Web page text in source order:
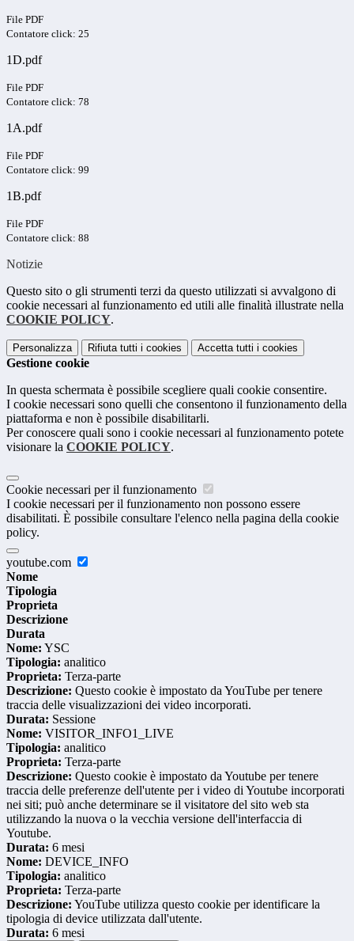
File PDF
Contatore click: 25
1D.pdf
File PDF
Contatore click: 78
1A.pdf
File PDF
Contatore click: 99
1B.pdf
File PDF
Contatore click: 88
Notizie
Questo sito o gli strumenti terzi da questo utilizzati si avvalgono di
cookie necessari al funzionamento ed utili alle finalità illustrate nella
COOKIE POLICY.
Personalizza Rifiuta tutti i cookies Accetta tutti i cookies
Gestione cookie
In questa schermata è possibile scegliere quali cookie consentire.
I cookie necessari sono quelli che consentono il funzionamento della
piattaforma e non è possibile disabilitarli.
Per conoscere quali sono i cookie necessari al funzionamento potete
visionare la COOKIE POLICY.
Cookie necessari per il funzionamento
I cookie necessari per il funzionamento non possono essere
disabilitati. È possibile consultare l'elenco nella pagina della cookie
policy.
youtube.com
Nome
Tipologia
Proprieta
Descrizione
Durata
Nome: YSC
Tipologia: analitico
Proprieta: Terza-parte
Descrizione: Questo cookie è impostato da YouTube per tenere
traccia delle visualizzazioni dei video incorporati.
Durata: Sessione
Nome: VISITOR_INFO1_LIVE
Tipologia: analitico
Proprieta: Terza-parte
Descrizione: Questo cookie è impostato da Youtube per tenere
traccia delle preferenze dell'utente per i video di Youtube incorporati
nei siti; può anche determinare se il visitatore del sito web sta
utilizzando la nuova o la vecchia versione dell'interfaccia di
Youtube.
Durata: 6 mesi
Nome: DEVICE_INFO
Tipologia: analitico
Proprieta: Terza-parte
Descrizione: YouTube utilizza questo cookie per identificare la
tipologia di device utilizzata dall'utente.
Durata: 6 mesi